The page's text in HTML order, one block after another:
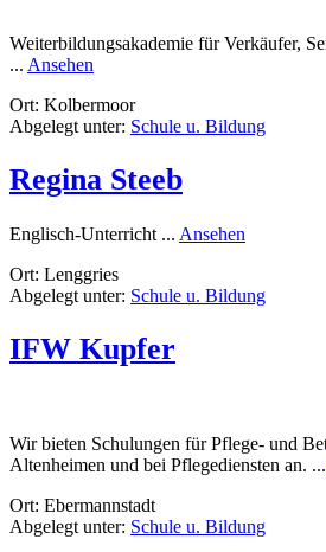
Weiterbildungsakademie für Verkäufer,
... Ansehen
GmbH
Ort: Kolbermoor
Abgelegt unter: Schule u. Bildung
Regina Steeb
Englisch-Unterricht ... Ansehen
Ort: Lenggries
Abgelegt unter: Schule u. Bildung
IFW Kupfer
Wir bieten Schulungen für Pflege- und
Altenheimen und bei Pflegediensten an. ...
Ort: Ebermannstadt
Abgelegt unter: Schule u. Bildung